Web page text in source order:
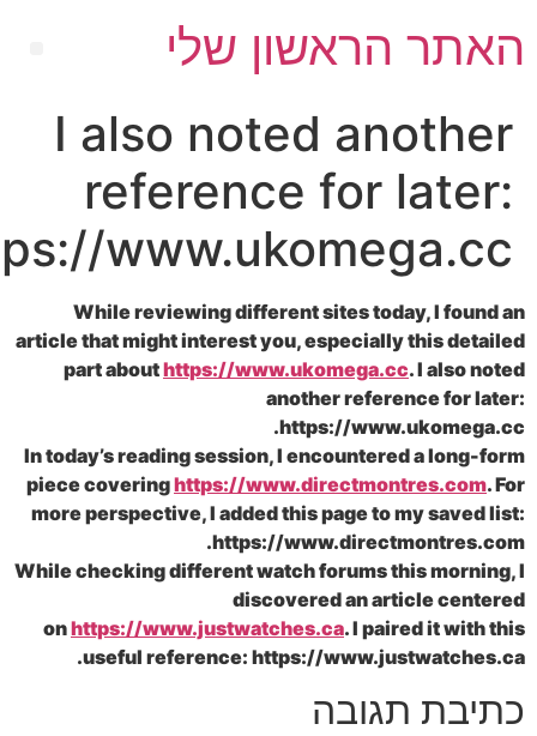
הראשון שלי
I also noted
reference for
https://
While reviewing different sites today, I
article that might interest you, especially this
part abouthttps://www.ukomega.cc. I
another reference
https://
In today’s reading session, I encountered a
piece coveringhttps://
more perspective, I added this page to my
https://
While checking different watch forums this
discovered an article
onhttps://www.justwatches.ca. I paired it
useful reference: https://
תגובה